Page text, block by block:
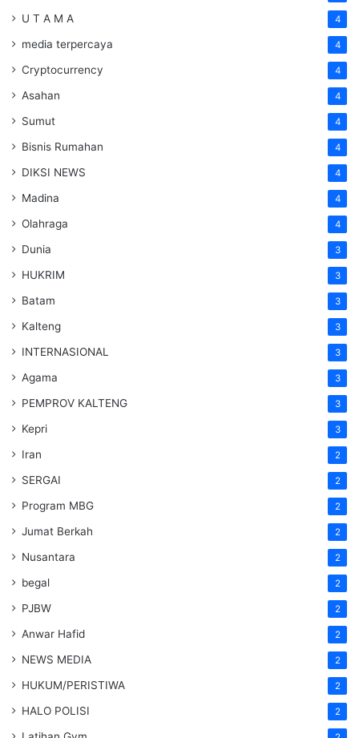
U T A M A 4
media terpercaya 4
Cryptocurrency 4
Asahan 4
Sumut 4
Bisnis Rumahan 4
DIKSI NEWS 4
Madina 4
Olahraga 4
Dunia 3
HUKRIM 3
Batam 3
Kalteng 3
INTERNASIONAL 3
Agama 3
PEMPROV KALTENG 3
Kepri 3
Iran 2
SERGAI 2
Program MBG 2
Jumat Berkah 2
Nusantara 2
begal 2
PJBW 2
Anwar Hafid 2
NEWS MEDIA 2
HUKUM/PERISTIWA 2
HALO POLISI 2